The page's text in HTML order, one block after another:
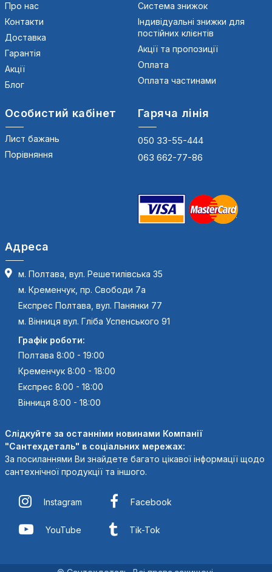
Про нас
Контакти
Доставка
Гарантія
Акції
Блог
Система знижок
Індивідуальні знижки для
постійних клієнтів
Акції та пропозиції
Оплата
Оплата частинами
Особистий кабінет
Лист бажань
Порівняння
Гаряча лінія
050 33-55-444
063 662-77-86
Адреса
м. Полтава, вул. Решетилівська 35
м. Кременчук, пр. Свободи 7а
Експрес Полтава, вул. Панянки 77
м. Вінниця вул. Гліба Успенського 91
Графік роботи:
Полтава 8:00 - 19:00
Кременчук 8:00 - 18:00
Експрес 8:00 - 18:00
Вінниця 8:00 - 18:00
Слідкуйте за останніми новинами Компанії
"Сантехдеталь" в соціальних мережах:
За посиланнями Ви знайдете багато цікавої інформації щодо
сантехнічної продукції та іншого.
Instagram Facebook
YouTube Tik-Tok